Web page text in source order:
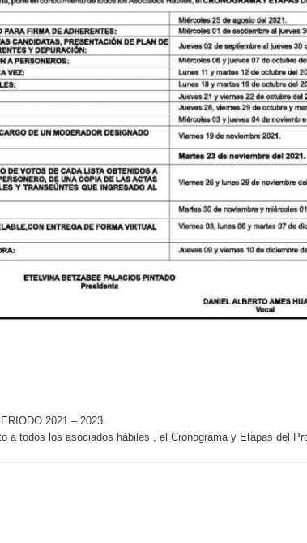
2021 – 2023.
a todos los asociados hábiles , el Cronograma y Etapas del